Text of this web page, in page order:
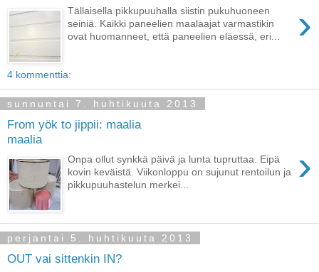
›
Tällaisella pikkupuuhalla siistin pukuhuoneen
seiniä. Kaikki paneelien maalaajat varmastikin
ovat huomanneet, että paneelien eläessä, eri...
4 kommenttia:
sunnuntai 7. huhtikuuta 2013
From yök to jippii: maalia
maalia
›
Onpa ollut synkkä päivä ja lunta tupruttaa. Eipä
kovin keväistä. Viikonloppu on sujunut rentoilun ja
pikkupuuhastelun merkei...
perjantai 5. huhtikuuta 2013
OUT vai sittenkin IN?